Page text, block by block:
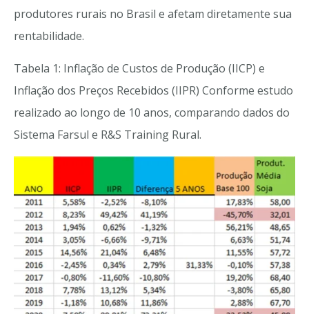
produtores rurais no Brasil e afetam diretamente sua
rentabilidade.
Tabela 1: Inflação de Custos de Produção (IICP) e
Inflação dos Preços Recebidos (IIPR) Conforme estudo
realizado ao longo de 10 anos, comparando dados do
Sistema Farsul e R&S Training Rural.